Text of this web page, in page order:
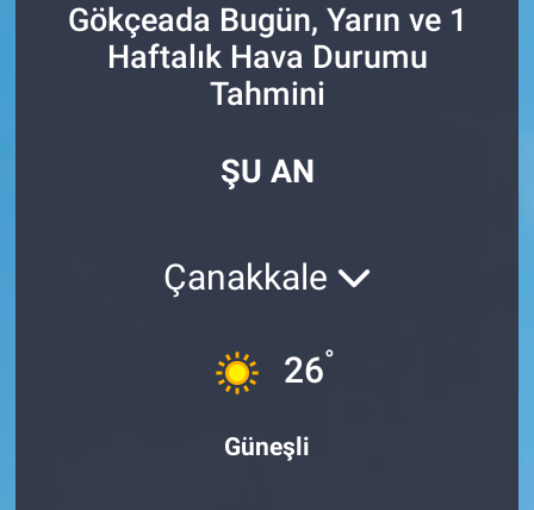
Gökçeada Bugün, Yarın ve 1
Haftalık Hava Durumu
Tahmini
ŞU AN
Çanakkale
26°
Güneşli
Süper Lig Puan Durumu ve Fikstür
Son Dakika Haberleri